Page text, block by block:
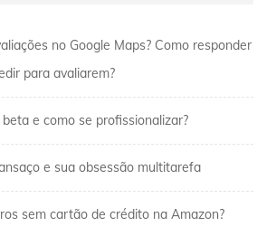
no Google Maps? Como responder
para avaliarem?
e como se profissionalizar?
e sua obsessão multitarefa
sem cartão de crédito na Amazon?